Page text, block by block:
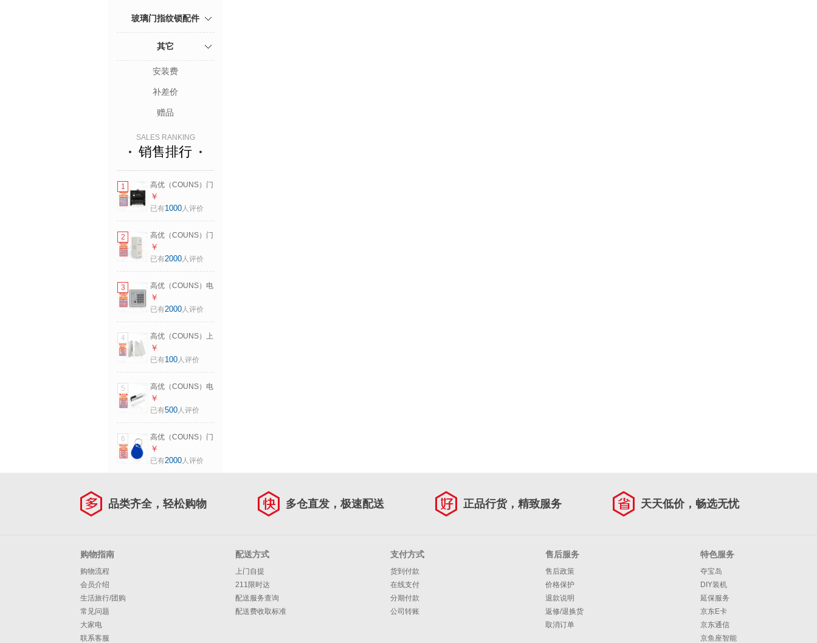
玻璃门指纹锁配件
其它
安装费
补差价
赠品
SALES RANKING
销售排行
1
高优（COUNS）门
禁电源控制器12V
5A可调延时变压器
￥
已有1000人评价
2
高优（COUNS）门
禁电源控制器12V
5A可调延时变压稳
￥
已有2000人评价
3
高优（COUNS）电
子门禁一体机控制
器面板办公室玻璃
K05（读ID卡）
￥
已有2000人评价
4
高优（COUNS）上
下无框玻璃门磁力
锁门夹280KG电吸
￥
已有100人评价
5
高优（COUNS）电
插锁暗装门控插销
锁办公室玻璃门木
S600C(两芯电插
锁）
￥
已有500人评价
6
高优（COUNS）门
禁卡钥匙扣ID卡扣
小区物业门卡出租
￥
已有2000人评价
品类齐全，轻松购物 多仓直发，极速配送 正品行货，精致服务 天天低价，畅选无忧
购物指南
购物流程
会员介绍
生活旅行/团购
常见问题
大家电
联系客服
配送方式
上门自提
211限时达
配送服务查询
配送费收取标准
支付方式
货到付款
在线支付
分期付款
公司转账
售后服务
售后政策
价格保护
退款说明
返修/退换货
取消订单
特色服务
夺宝岛
DIY装机
延保服务
京东E卡
京东通信
京鱼座智能